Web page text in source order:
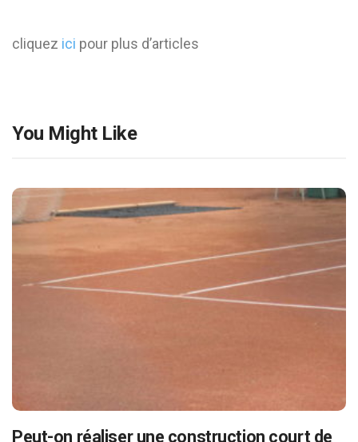
cliquez ici pour plus d’articles
You Might Like
Peut-on réaliser une construction court de